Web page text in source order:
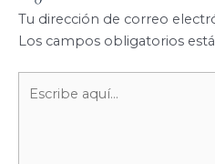
Tu dirección de correo
Los campos obligatorios
aquí...